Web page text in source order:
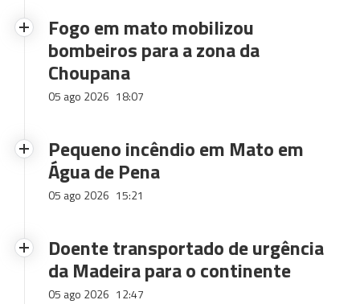
Fogo em mato mobilizou
bombeiros para a zona da
Choupana
05 ago 2026 18:07
Pequeno incêndio em Mato em
Água de Pena
05 ago 2026 15:21
Doente transportado de urgência
da Madeira para o continente
05 ago 2026 12:47